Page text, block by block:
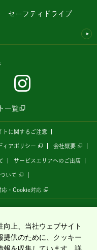
セーフティドライブ
一覧
トに関するご注意
ィアポリシー 会社概要
サービスエリアへのご出店
いて
応・Cookie対応
上、当社ウェブサイト
提供のために、クッキー